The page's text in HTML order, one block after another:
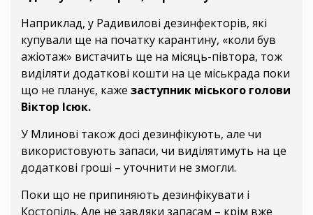
Наприклад, у Радивилові дезинфекторів, які
купували ще на початку карантину, «коли був
ажіотаж» вистачить ще на місяць-півтора, тож
виділяти додаткові кошти на це міськрада поки
що не планує, каже заступник міського голови
Віктор Ісюк.
У Млинові також досі дезинфікують, але чи
використовують запаси, чи виділятимуть на це
додаткові гроші – уточнити не змогли.
Поки що не припиняють дезинфікувати і
Костопіль. Але не завдяки запасам – крім вже